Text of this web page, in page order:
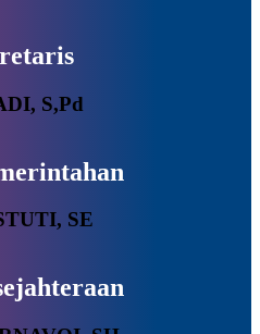
S,Pd
SE